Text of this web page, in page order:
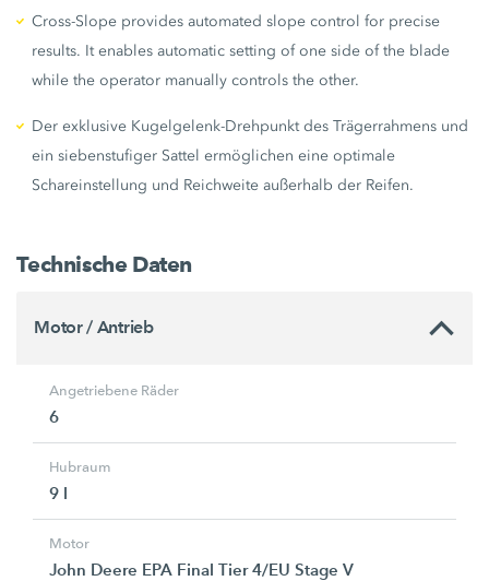
Cross-Slope provides automated slope control for precise
results. It enables automatic setting of one side of the blade
while the operator manually controls the other.
Der exklusive Kugelgelenk-Drehpunkt des Trägerrahmens und
ein siebenstufiger Sattel ermöglichen eine optimale
Schareinstellung und Reichweite außerhalb der Reifen.
Technische Daten
Motor / Antrieb
Angetriebene Räder
6
Hubraum
9 l
Motor
John Deere EPA Final Tier 4/EU Stage V